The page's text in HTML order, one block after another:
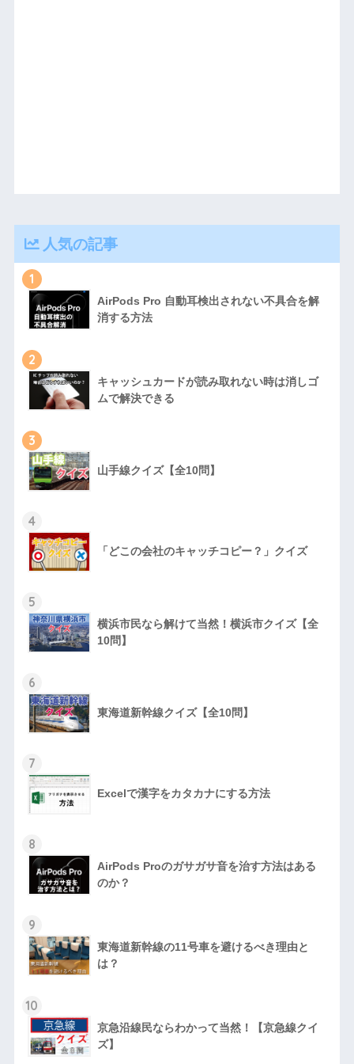
人気の記事
1
AirPods Pro 自動耳検出されない不具合を解
消する方法
2
キャッシュカードが読み取れない時は消しゴ
ムで解決できる
3
山手線クイズ【全10問】
4
「どこの会社のキャッチコピー？」クイズ
5
横浜市民なら解けて当然！横浜市クイズ【全
10問】
6
東海道新幹線クイズ【全10問】
7
Excelで漢字をカタカナにする方法
8
AirPods Proのガサガサ音を治す方法はある
のか？
9
東海道新幹線の11号車を避けるべき理由と
は？
10
京急沿線民ならわかって当然！【京急線クイ
ズ】